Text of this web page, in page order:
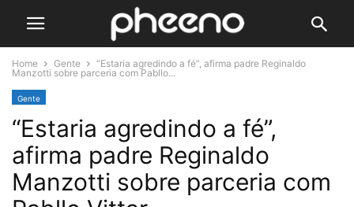
Home Gente
“Estaria agredindo a fé”, afirma padre Reginaldo
Manzotti sobre parceria com Pabllo...
Gente
“Estaria agredindo a fé”,
afirma padre Reginaldo
Manzotti sobre parceria com